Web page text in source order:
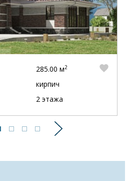
Следующий
285.00 м2
кирпич
2 этажа